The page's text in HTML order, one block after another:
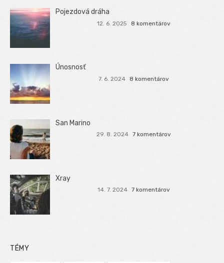
Pojezdová dráha
12. 6. 2025 8 komentárov
Únosnosť
7. 6. 2024 8 komentárov
San Marino
29. 8. 2024 7 komentárov
Xray
14. 7. 2024 7 komentárov
TÉMY